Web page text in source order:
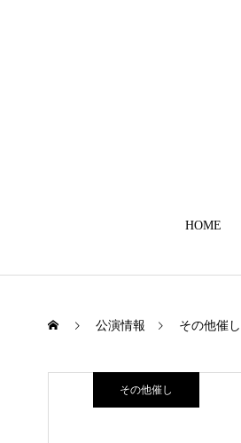
HOME
公演情報 その他催し
その他催し